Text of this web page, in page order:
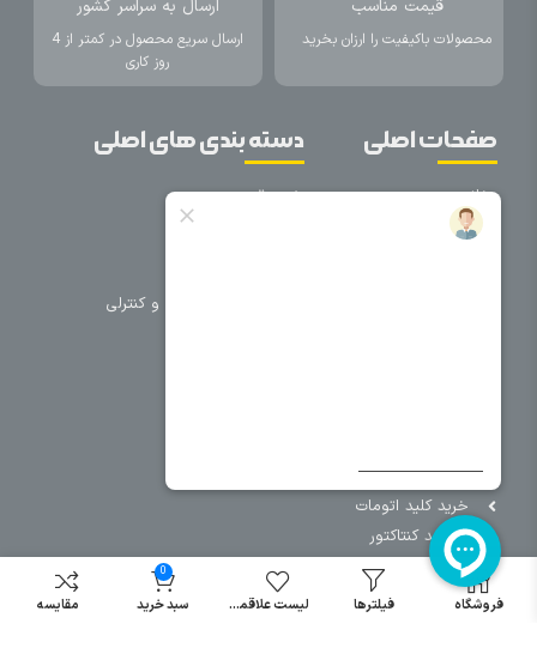
قیمت مناسب
محصولات باکیفیت را ارزان بخرید
ارسال به سراسر کشور
ارسال سریع محصول در کمتر از 4
روز کاری
صفحات اصلی
خانه
درباره ما
دسته بندی های اصلی
برق صنعتی
تجهیزات حفاظتی و کنترلی
خرید کلید اتومات
خرید کنتاکتور
خرید فیوز
مینیاتوری
فروشگاه فیلترها لیست علاقمندی
0
سبد خرید مقایسه